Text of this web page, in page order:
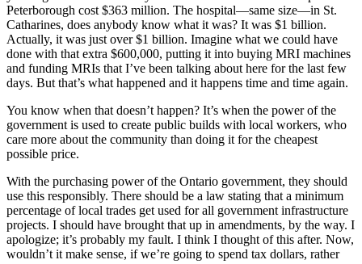
Peterborough cost $363 million. The hospital—same size—in St.
Catharines, does anybody know what it was? It was $1 billion.
Actually, it was just over $1 billion. Imagine what we could have
done with that extra $600,000, putting it into buying MRI machines
and funding MRIs that I’ve been talking about here for the last few
days. But that’s what happened and it happens time and time again.
You know when that doesn’t happen? It’s when the power of the
government is used to create public builds with local workers, who
care more about the community than doing it for the cheapest
possible price.
With the purchasing power of the Ontario government, they should
use this responsibly. There should be a law stating that a minimum
percentage of local trades get used for all government infrastructure
projects. I should have brought that up in amendments, by the way. I
apologize; it’s probably my fault. I think I thought of this after. Now,
wouldn’t it make sense, if we’re going to spend tax dollars, rather